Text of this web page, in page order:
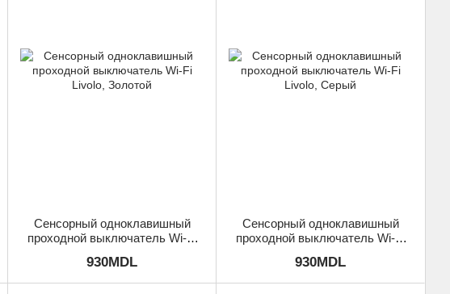
Сенсорный одноклавишный
проходной выключатель Wi-Fi
930MDL
Сенсорный одноклавишный
проходной выключатель Wi-Fi
930MDL